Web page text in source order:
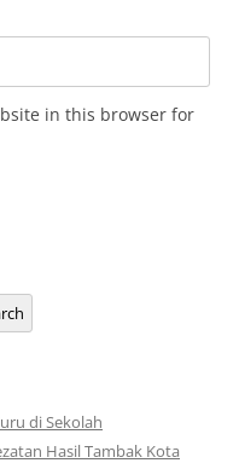
in this browser for
di Sekolah
Hasil Tambak Kota